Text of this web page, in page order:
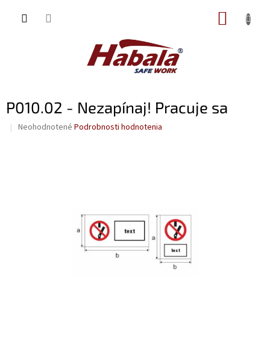
P010.02 - Nezapínaj! Pracuje sa
Priemerné
Neohodnotené Podrobnosti hodnotenia